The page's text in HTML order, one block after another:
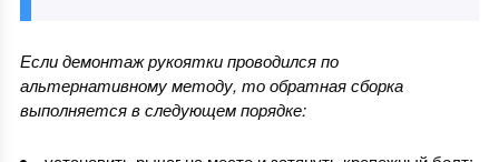
Если демонтаж рукоятки проводился по
альтернативному методу, то обратная сборка
выполняется в следующем порядке: